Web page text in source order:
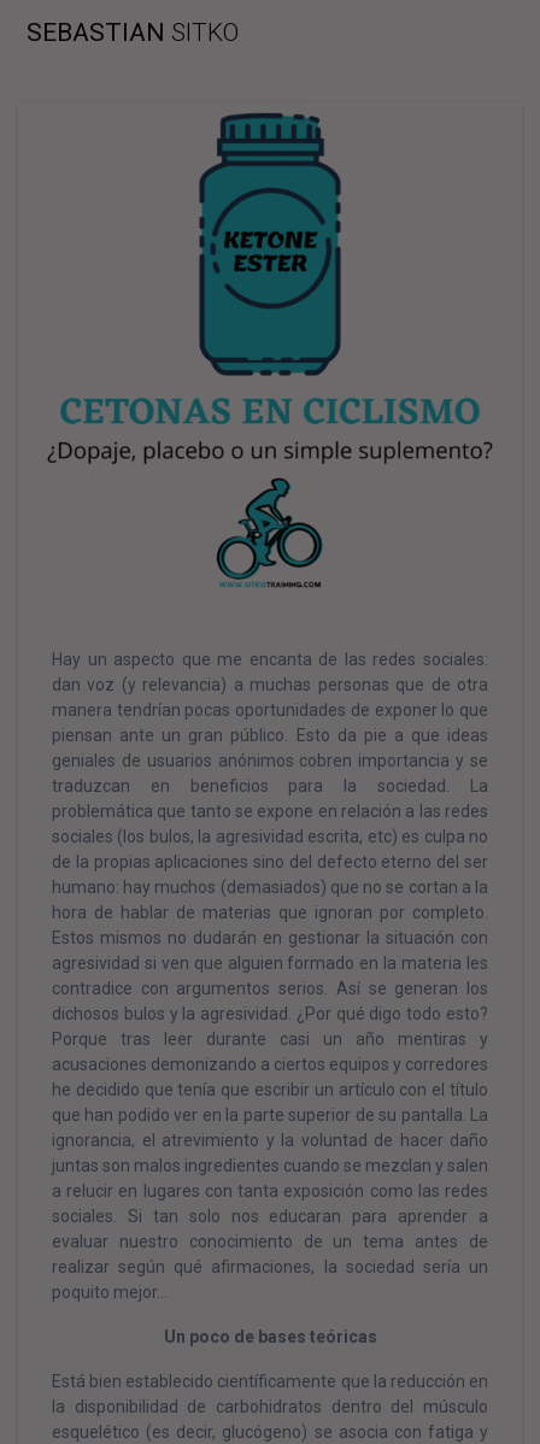
SEBASTIAN SITKO
Hay un aspecto que me encanta de las redes sociales:
dan voz (y relevancia) a muchas personas que de otra
manera tendrían pocas oportunidades de exponer lo que
piensan ante un gran público. Esto da pie a que ideas
geniales de usuarios anónimos cobren importancia y se
traduzcan en beneficios para la sociedad. La
problemática que tanto se expone en relación a las redes
sociales (los bulos, la agresividad escrita, etc) es culpa no
de la propias aplicaciones sino del defecto eterno del ser
humano: hay muchos (demasiados) que no se cortan a la
hora de hablar de materias que ignoran por completo.
Estos mismos no dudarán en gestionar la situación con
agresividad si ven que alguien formado en la materia les
contradice con argumentos serios. Así se generan los
dichosos bulos y la agresividad. ¿Por qué digo todo esto?
Porque tras leer durante casi un año mentiras y
acusaciones demonizando a ciertos equipos y corredores
he decidido que tenía que escribir un artículo con el título
que han podido ver en la parte superior de su pantalla. La
ignorancia, el atrevimiento y la voluntad de hacer daño
juntas son malos ingredientes cuando se mezclan y salen
a relucir en lugares con tanta exposición como las redes
sociales. Si tan solo nos educaran para aprender a
evaluar nuestro conocimiento de un tema antes de
realizar según qué afirmaciones, la sociedad sería un
poquito mejor…
Un poco de bases teóricas
Está bien establecido científicamente que la reducción en
la disponibilidad de carbohidratos dentro del músculo
esquelético (es decir, glucógeno) se asocia con fatiga y